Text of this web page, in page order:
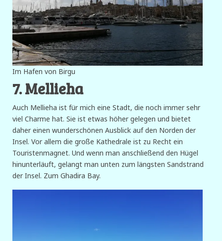
Im Hafen von Birgu
7. Mellieha
Auch Mellieha ist für mich eine Stadt, die noch immer sehr
viel Charme hat. Sie ist etwas höher gelegen und bietet
daher einen wunderschönen Ausblick auf den Norden der
Insel. Vor allem die große Kathedrale ist zu Recht ein
Touristenmagnet. Und wenn man anschließend den Hügel
hinunterläuft, gelangt man unten zum längsten Sandstrand
der Insel. Zum Ghadira Bay.